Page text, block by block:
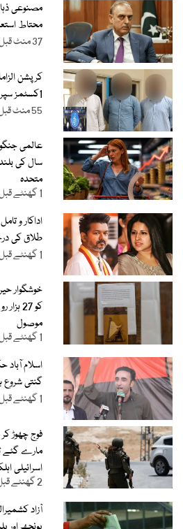
مصنوعی
محتاط
37 منٹ قبل
کرپشن
1کسٹمز سپرنٹنڈنٹ اور 2 انسپکٹرز گرفتار
55 منٹ قبل
سال کی
متحدہ
1 گھنٹے قبل
اداکار و
طلاق کی
1 گھنٹے قبل
کو 27
موصول
1 گھنٹے قبل
اسلام
گنتی شروع
1 گھنٹے قبل
فوج چھوڑ
مارے گئے
اسرائیلی
2 گھنٹے قبل
آزاد